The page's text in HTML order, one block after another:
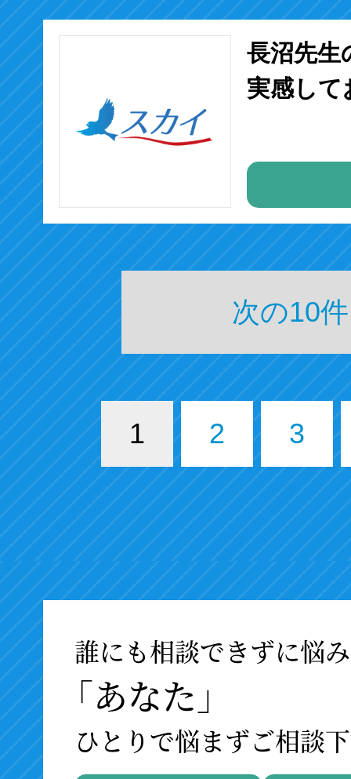
長沼先生
実感して
次の10
1 2 3
誰にも相談できずに悩
「あなた」
ひとりで悩まずご相談